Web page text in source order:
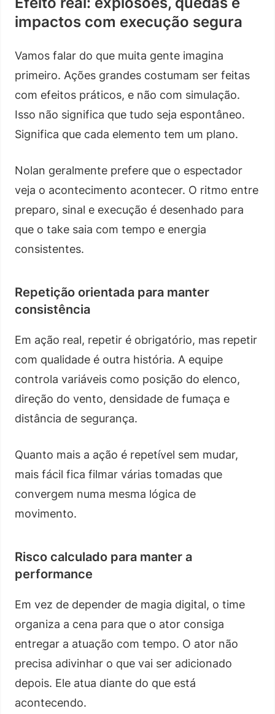
impactos com execução segura
Vamos falar do que muita gente imagina
primeiro. Ações grandes costumam ser feitas
com efeitos práticos, e não com simulação.
Isso não significa que tudo seja espontâneo.
Significa que cada elemento tem um plano.
Nolan geralmente prefere que o espectador
veja o acontecimento acontecer. O ritmo entre
preparo, sinal e execução é desenhado para
que o take saia com tempo e energia
consistentes.
Repetição orientada para manter
consistência
Em ação real, repetir é obrigatório, mas repetir
com qualidade é outra história. A equipe
controla variáveis como posição do elenco,
direção do vento, densidade de fumaça e
distância de segurança.
Quanto mais a ação é repetível sem mudar,
mais fácil fica filmar várias tomadas que
convergem numa mesma lógica de
movimento.
Risco calculado para manter a
performance
Em vez de depender de magia digital, o time
organiza a cena para que o ator consiga
entregar a atuação com tempo. O ator não
precisa adivinhar o que vai ser adicionado
depois. Ele atua diante do que está
acontecendo.